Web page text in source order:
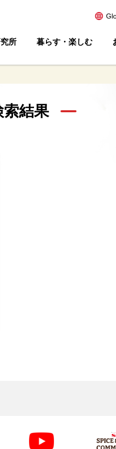
所 暮らす・楽しむ
索結果